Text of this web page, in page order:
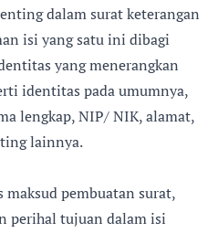
dalam surat keterangan
isi yang satu ini dibagi
yang menerangkan
identitas pada umumnya,
lengkap, NIP/ NIK, alamat,
lainnya.
maksud pembuatan surat,
perihal tujuan dalam isi